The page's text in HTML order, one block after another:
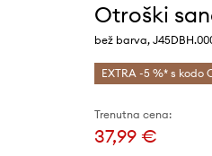
Otroški
bež barva,
EXTRA -5 %* s kodo
Trenutna cena:
37,99 €